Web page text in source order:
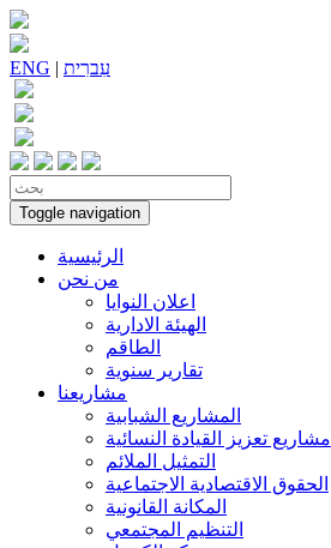
ENG | עִברִית
Toggle navigation
الرئيسية
من نحن
اعلان النوايا
الهيئة الادارية
الطاقم
تقارير سنوية
مشاريعنا
المشاريع الشبابية
مشاريع تعزيز القيادة النسائية
التمثيل الملائم
الحقوق الاقتصادية الاجتماعية
المكانة القانونية
التنظيم المجتمعي